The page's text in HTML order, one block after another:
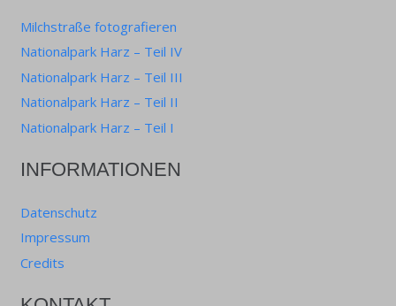
Milchstraße fotografieren
Nationalpark Harz – Teil IV
Nationalpark Harz – Teil III
Nationalpark Harz – Teil II
Nationalpark Harz – Teil I
INFORMATIONEN
Datenschutz
Impressum
Credits